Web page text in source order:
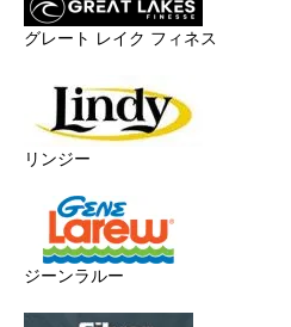
グレート レイク フィネス
リンジー
ジーンラルー